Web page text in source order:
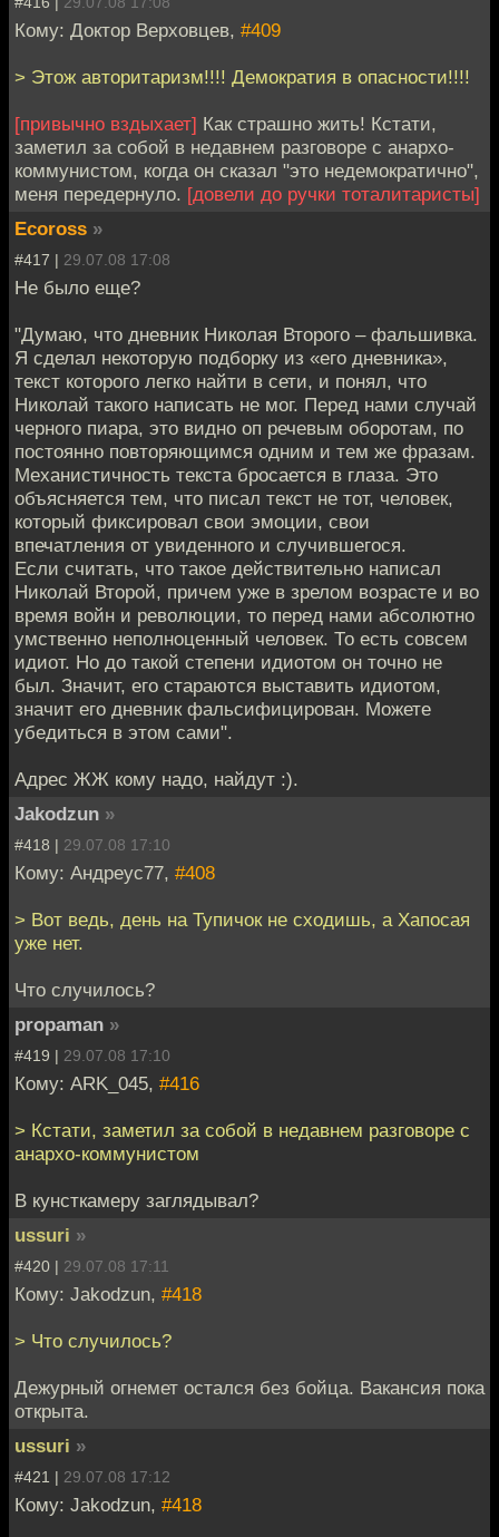
Кому: Доктор Верховцев, #409
> Этож авторитаризм!!!! Демократия в опасности!!!!
[привычно вздыхает] Как страшно жить! Кстати,
заметил за собой в недавнем разговоре с анархо-
коммунистом, когда он сказал "это недемократично",
меня передернуло. [довели до ручки тоталитаристы]
Ecoross »
#417 | 29.07.08 17:08
Не было еще?
"Думаю, что дневник Николая Второго – фальшивка.
Я сделал некоторую подборку из «его дневника»,
текст которого легко найти в сети, и понял, что
Николай такого написать не мог. Перед нами случай
черного пиара, это видно оп речевым оборотам, по
постоянно повторяющимся одним и тем же фразам.
Механистичность текста бросается в глаза. Это
объясняется тем, что писал текст не тот, человек,
который фиксировал свои эмоции, свои
впечатления от увиденного и случившегося.
Если считать, что такое действительно написал
Николай Второй, причем уже в зрелом возрасте и во
время войн и революции, то перед нами абсолютно
умственно неполноценный человек. То есть совсем
идиот. Но до такой степени идиотом он точно не
был. Значит, его стараются выставить идиотом,
значит его дневник фальсифицирован. Можете
убедиться в этом сами".
Адрес ЖЖ кому надо, найдут :).
Jakodzun »
#418 | 29.07.08 17:10
Кому: Андреус77, #408
> Вот ведь, день на Тупичок не сходишь, а Хапосая
уже нет.
Что случилось?
propaman »
#419 | 29.07.08 17:10
Кому: ARK_045, #416
> Кстати, заметил за собой в недавнем разговоре с
анархо-коммунистом
В кунсткамеру заглядывал?
ussuri »
#420 | 29.07.08 17:11
Кому: Jakodzun, #418
> Что случилось?
Дежурный огнемет остался без бойца. Вакансия пока
открыта.
ussuri »
#421 | 29.07.08 17:12
Кому: Jakodzun, #418